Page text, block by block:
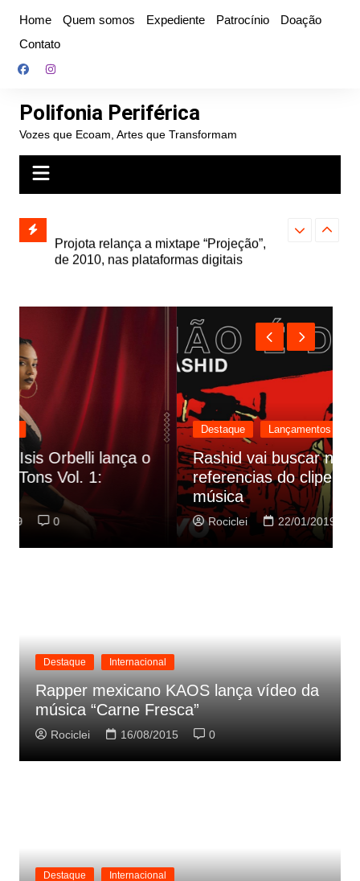
conteúdo
Home Quem somos Expediente Patrocínio
Doação
Contato
Polifonia Periférica
Vozes que Ecoam, Artes que Transformam
e abre
autoral,
de 2010, nas plataformas digitais
Farofa
Destaque Lançamentos
Rashid vai buscar nos HQs as
referencias do clipe de sua nova
música
Rociclei 22/01/2019 0
Destaque Internacional
Rapper mexicano KAOS lança vídeo da
música “Carne Fresca”
Rociclei 16/08/2015 0
Destaque Internacional